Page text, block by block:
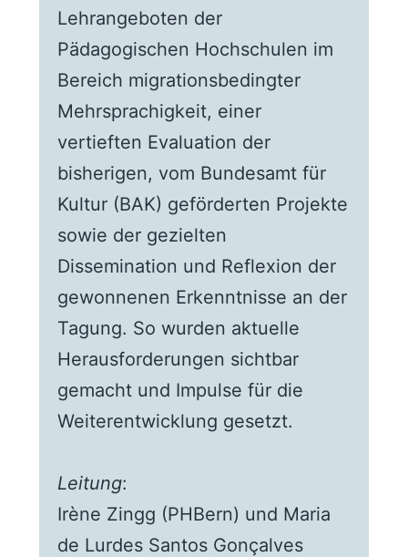
Lehrangeboten der
Pädagogischen Hochschulen im
Bereich migrationsbedingter
Mehrsprachigkeit, einer
vertieften Evaluation der
bisherigen, vom Bundesamt für
Kultur (BAK) geförderten Projekte
sowie der gezielten
Dissemination und Reflexion der
gewonnenen Erkenntnisse an der
Tagung. So wurden aktuelle
Herausforderungen sichtbar
gemacht und Impulse für die
Weiterentwicklung gesetzt.
Leitung:
Irène Zingg (PHBern) und Maria
de Lurdes Santos Gonçalves